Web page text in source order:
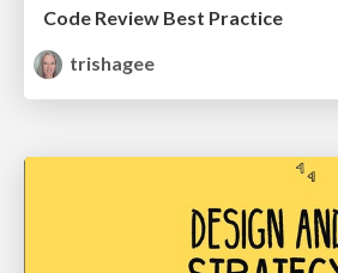
Code Review Best Practice
trishagee